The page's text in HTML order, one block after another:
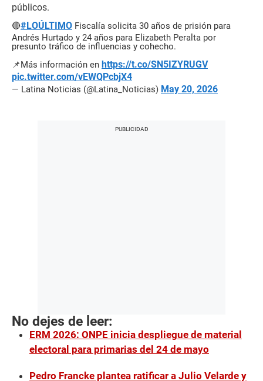
públicos.
🔴#LOÚLTIMO Fiscalía solicita 30 años de prisión para
Andrés Hurtado y 24 años para Elizabeth Peralta por
presunto tráfico de influencias y cohecho.
📌Más información en https://t.co/SN5IZYRUGV
pic.twitter.com/vEWQPcbjX4
— Latina Noticias (@Latina_Noticias) May 20, 2026
No dejes de leer:
ERM 2026: ONPE inicia despliegue de material
electoral para primarias del 24 de mayo
Pedro Francke plantea ratificar a Julio Velarde y